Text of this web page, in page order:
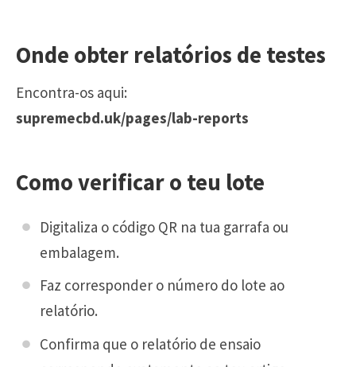
Onde obter relatórios de testes
Encontra-os aqui:
supremecbd.uk/pages/lab-reports
Como verificar o teu lote
Digitaliza o código QR na tua garrafa ou
embalagem.
Faz corresponder o número do lote ao
relatório.
Confirma que o relatório de ensaio